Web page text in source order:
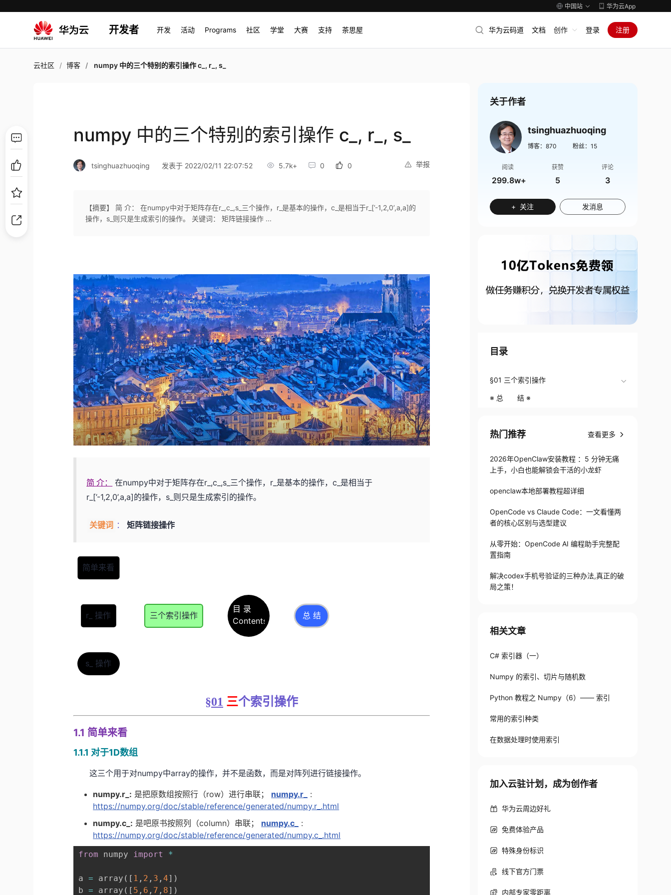
中国站 华为云App
开发者 开发 活动 Programs 社区 学堂 大赛 支持 茶思屋 华为云码道 文档 创作 登录 注册
云社区 博客 numpy 中的三个特别的索引操作 c_, r_, s_
numpy 中的三个特别的索引操作 c_, r_, s_
举报
tsinghuazhuoqing 发表于 2022/02/11 22:07:52 5.7k+ 0 0
【摘要】 简 介： 在numpy中对于矩阵存在r_,c_,s_三个操作，r_是基本的操作，c_是相当于r_[’-1,2,0’,a,a]的
操作，s_则只是生成索引的操作。 关键词： 矩阵链接操作 ...
简 介：
在numpy中对于矩阵存在r_,c_,s_三个操作，r_是基本的操作，c_是相当于
r_[’-1,2,0’,a,a]的操作，s_则只是生成索引的操作。
关键词 ： 矩阵链接操作
三个索引操作
目 录
Contents
简单来看
r_ 操作
s_ 操作
总 结
§01 三个索引操作
1.1 简单来看
1.1.1 对于1D数组
这三个用于对numpy中array的操作，并不是函数，而是对阵列进行链接操作。
numpy.r_: 是把原数组按照行（row）进行串联； numpy.r_
:
https://numpy.org/doc/stable/reference/generated/numpy.r_.html
numpy.c_: 是吧原书按照列（column）串联； numpy.c_
:
https://numpy.org/doc/stable/reference/generated/numpy.c_.html
from numpy import *
a = array ( [ 1 , 2 , 3 ,4] )
b = array ( [ 5 , 6 , 7 , 8] )
关于作者
tsinghuazhuoqing
博客： 870 粉丝： 15
阅读
299.8w+
获赞
5
评论
3
+ 关注 发消息
目录
§01 三个索引操作
※ 总 结 ※
热门推荐 查看更多
2026年OpenClaw安装教程 ：5 分钟无痛
上手，小白也能解锁会干活的小龙虾
openclaw本地部署教程超详细
OpenCode vs Claude Code：一文看懂两
者的核心区别与选型建议
从零开始：OpenCode AI 编程助手完整配
置指南
解决codex手机号验证的三种办法,真正的破
局之策！
相关文章
C# 索引器（一）
Numpy 的索引、切片与随机数
Python 教程之 Numpy（6）—— 索引
常用的索引种类
在数据处理时使用索引
加入云驻计划，成为创作者
华为云周边好礼
免费体验产品
特殊身份标识
线下官方门票
内部专家零距离